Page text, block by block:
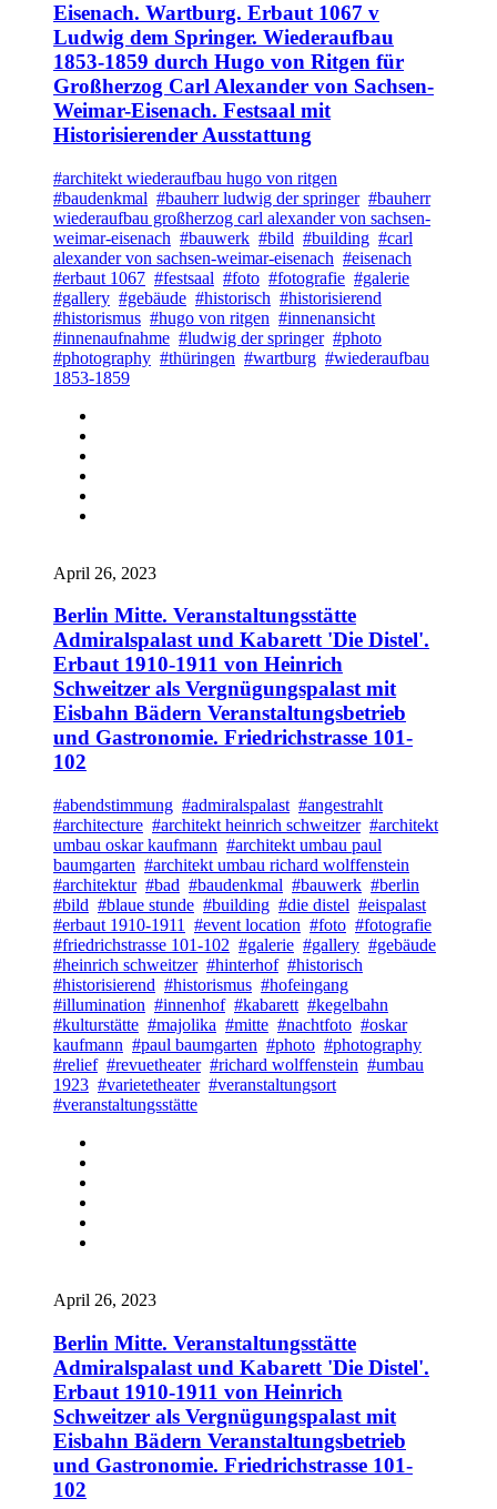
Eisenach. Wartburg. Erbaut 1067 v
Ludwig dem Springer. Wiederaufbau
1853-1859 durch Hugo von Ritgen für
Großherzog Carl Alexander von Sachsen-
Weimar-Eisenach. Festsaal mit
Historisierender Ausstattung
#architekt wiederaufbau hugo von ritgen
#baudenkmal #bauherr ludwig der springer #bauherr
wiederaufbau großherzog carl alexander von sachsen-
weimar-eisenach #bauwerk #bild #building #carl
alexander von sachsen-weimar-eisenach #eisenach
#erbaut 1067 #festsaal #foto #fotografie #galerie
#gallery #gebäude #historisch #historisierend
#historismus #hugo von ritgen #innenansicht
#innenaufnahme #ludwig der springer #photo
#photography #thüringen #wartburg #wiederaufbau
1853-1859
April 26, 2023
Berlin Mitte. Veranstaltungsstätte
Admiralspalast und Kabarett 'Die Distel'.
Erbaut 1910-1911 von Heinrich
Schweitzer als Vergnügungspalast mit
Eisbahn Bädern Veranstaltungsbetrieb
und Gastronomie. Friedrichstrasse 101-
102
#abendstimmung #admiralspalast #angestrahlt
#architecture #architekt heinrich schweitzer #architekt
umbau oskar kaufmann #architekt umbau paul
baumgarten #architekt umbau richard wolffenstein
#architektur #bad #baudenkmal #bauwerk #berlin
#bild #blaue stunde #building #die distel #eispalast
#erbaut 1910-1911
#event location #foto #fotografie
#friedrichstrasse 101-102 #galerie #gallery #gebäude
#heinrich schweitzer #hinterhof #historisch
#historisierend #historismus #hofeingang
#illumination #innenhof #kabarett #kegelbahn
#kulturstätte #majolika #mitte #nachtfoto #oskar
kaufmann #paul baumgarten #photo #photography
#relief #revuetheater #richard wolffenstein #umbau
1923 #varietetheater #veranstaltungsort
#veranstaltungsstätte
April 26, 2023
Berlin Mitte. Veranstaltungsstätte
Admiralspalast und Kabarett 'Die Distel'.
Erbaut 1910-1911 von Heinrich
Schweitzer als Vergnügungspalast mit
Eisbahn Bädern Veranstaltungsbetrieb
und Gastronomie. Friedrichstrasse 101-
102